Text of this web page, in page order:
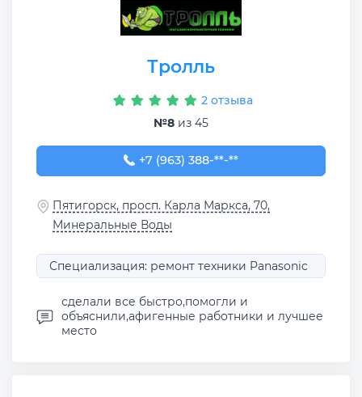
Тролль
2 отзыва
№8 из 45
+7 (963) 388-78-20
+7 (963) 388-**-**
Пятигорск, просп. Карла Маркса, 70,
Минеральные Воды
Специализация: ремонт техники Panasonic
сделали все быстро,помогли и
объяснили,афигенные работники и лучшее
место